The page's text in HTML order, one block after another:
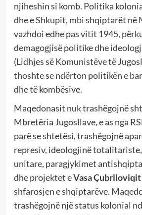
njiheshin si komb. Politika
dhe e Shkupit, mbi shqiptarët në
vazhdoi edhe pas vitit 1945,
demagogjisë politike dhe
(Lidhjes së Komunistëve të
thoshte se ndërton politikën e
dhe të kombësive.
Maqedonasit nuk trashëgojnë
Mbretëria Jugosllave, e as nga
parë se shtetësi, trashëgojnë
represiv, ideologjinë
unitare, paragjykimet
dhe projektet eVasa Çubriloviqit
shfarosjen e shqiptarëve.
trashëgojnë një status kolonial